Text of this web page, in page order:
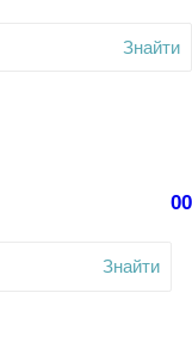
Знайти
00
Знайти